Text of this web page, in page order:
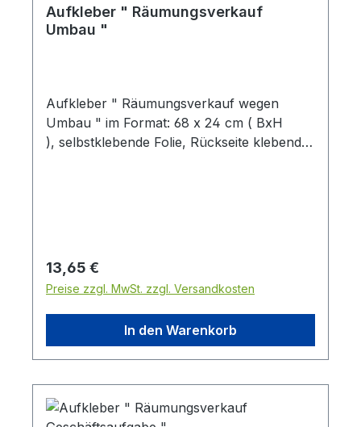
Aufkleber " Räumungsverkauf
Umbau "
Aufkleber " Räumungsverkauf wegen
Umbau " im Format: 68 x 24 cm ( BxH
), selbstklebende Folie, Rückseite klebend
Regulärer Preis:
13,65 €
Preise zzgl. MwSt. zzgl. Versandkosten
In den Warenkorb